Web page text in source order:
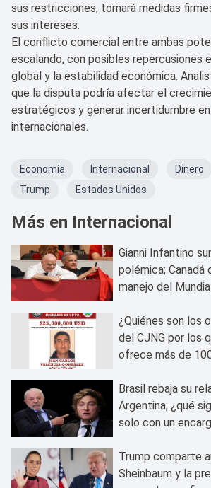
sus restricciones, tomará medidas
sus intereses.
El conflicto comercial entre ambas
escalando, con posibles repercusiones
global y la estabilidad económica.
que la disputa podría afectar el
estratégicos y generar incertidumbre
internacionales.
Economía Internacional Dinero
Trump
Estados Unidos
Más en Internacional
Gianni Infantino
polémica; Canadá
manejo del
¿Quiénes son los
del CJNG por los
ofrece más de
Brasil rebaja su
Argentina; ¿qué
solo con un
Trump comparte
Sheinbaum y la